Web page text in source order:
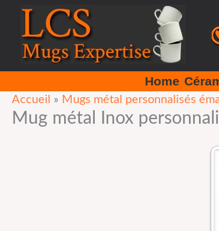
Aller
contenu
Home
Accueil » Mugs métal personnalisés
Mug métal Inox